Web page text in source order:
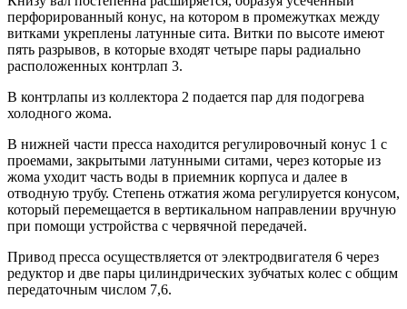
перфорированный конус, на котором в промежутках между
витками укреплены латунные сита. Витки по высоте имеют
пять разрывов, в которые входят четыре пары радиально
расположенных контрлап 3.
В контрлапы из коллектора 2 подается пар для подогрева
холодного жома.
В нижней части пресса находится регулировочный конус 1 с
проемами, закрытыми латунными ситами, через которые из
жома уходит часть воды в приемник корпуса и далее в
отводную трубу. Степень отжатия жома регулируется конусом,
который перемещается в вертикальном направлении вручную
при помощи устройства с червячной передачей.
Привод пресса осуществляется от электродвигателя 6 через
редуктор и две пары цилиндрических зубчатых колес с общим
передаточным числом 7,6.